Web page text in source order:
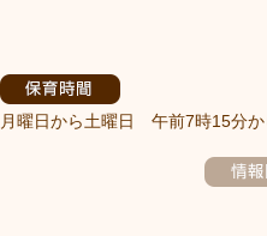
月曜日から土曜日 午前7時15分